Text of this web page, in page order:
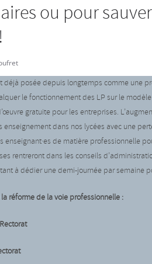
ou pour
déjà posée depuis longtemps comme une
le fonctionnement des LP sur le
gratuite pour les entreprises.
dans nos lycées avec une
enseignant·es de matière professionnelle
rentreront dans les conseils
à dédier une demi-journée par semaine
réforme de la voie professionnelle :